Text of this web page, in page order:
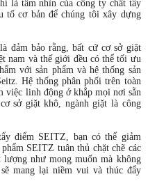
là tầm nhìn của công ty chất tẩy
tố cơ bản để chúng tôi xây dựng
đảm bảo rằng, bất cứ cơ sở giặt
nam và thế giới đều có thể tối ưu
với sản phẩm và hệ thống sản
Hệ thống phân phối trên toàn
việc linh động ở khắp mọi nơi sẵn
sở giặt khô, ngành giặt là công
điểm SEITZ, bạn có thể giảm
SEITZ tuân thủ chặt chẽ các
như mong muốn mà không
mang lại niềm vui và thúc đẩy